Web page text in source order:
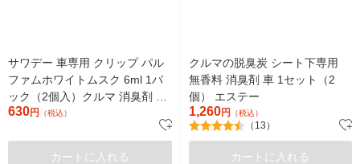
サワデー 車専用 クリップ パル
ファムホワイトムスク 6ml 1パ
ック（2個入）クルマ 消臭剤 芳
香剤 小林製薬
630円 （税込）
カートに入れる
クルマの脱臭炭 シート下専用
無香料 消臭剤 車 1セット（2
個） エステー
1,260円 （税込）
（13）
カートに入れる